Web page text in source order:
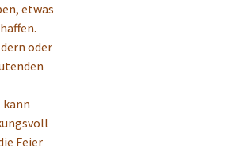
etwas
oder
Feier